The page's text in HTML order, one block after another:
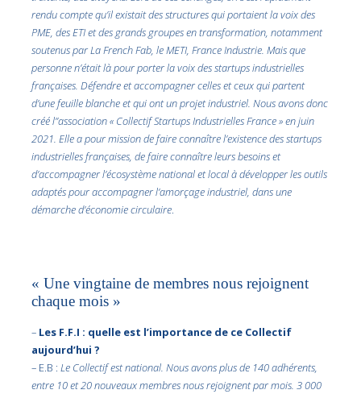
rendu compte qu’il existait des structures qui portaient la voix des
PME, des ETI et des grands groupes en transformation, notamment
soutenus par La French Fab, le METI, France Industrie. Mais que
personne n’était là pour porter la voix des startups industrielles
françaises. Défendre et accompagner celles et ceux qui partent
d’une feuille blanche et qui ont un projet industriel. Nous avons donc
créé l’’association « Collectif Startups Industrielles France » en juin
2021. Elle a pour mission de faire connaître l’existence des startups
industrielles françaises, de faire connaître leurs besoins et
d’accompagner l’écosystème national et local à développer les outils
adaptés pour accompagner l’amorçage industriel, dans une
démarche d’économie circulaire.
« Une vingtaine de membres nous rejoignent
chaque mois »
– Les F.F.I : quelle est l’importance de ce Collectif
aujourd’hui ?
– E.B :Le Collectif est national. Nous avons plus de 140 adhérents,
entre 10 et 20 nouveaux membres nous rejoignent par mois. 3 000